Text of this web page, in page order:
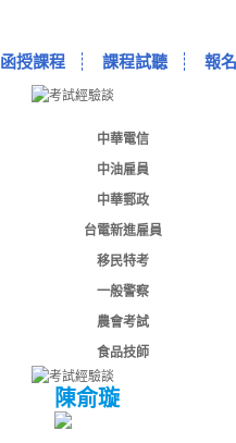
函授課程 課程試聽 報
中華電信
中油雇員
中華郵政
台電新進雇員
移民特考
一般警察
農會考試
食品技師
陳俞璇